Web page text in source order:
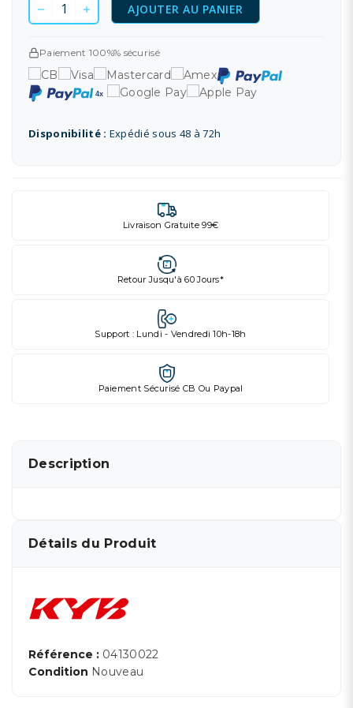
AJOUTER AU PANIER
Paiement 100%% sécurisé
Disponibilité : Expédié sous 48 à 72h
Livraison Gratuite 99€
Retour Jusqu'à 60 Jours*
Support : Lundi - Vendredi 10h-18h
Paiement Sécurisé CB Ou Paypal
Description
Détails du Produit
Référence : 04130022
Condition Nouveau